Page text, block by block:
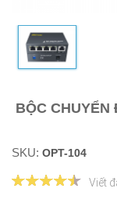
BỘC CHUYỂN
SKU: OPT-104
Viết